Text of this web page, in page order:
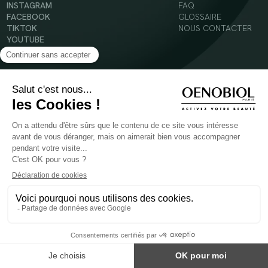
INSTAGRAM
FACEBOOK
TIKTOK
YOUTUBE
FAQ
GLOSSAIRE
NOUS CONTACTER
Mentions légales
Conditions Générales d’Utilisation
Politique en matière de cookies
POUR VOTRE SANTÉ, MANGEZ AU MOINS CINQ FRUITS ET LÉGUMES PAR JOUR -
WWW.MANGERBOUGER.FR
Les complément alimentaires doivent être utilisés dans le cadre d'un mode de vie sain et
ne pas être utilisés comme substituts d'un régimes alimentaire varié et équilibré.
Réservé à l'adulte. Consulter attentivement l'étiquetage des produits avant l'utilisation.